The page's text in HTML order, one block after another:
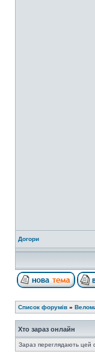
Догори
Список форумів »
Хто зараз онлайн
Зараз переглядають цей